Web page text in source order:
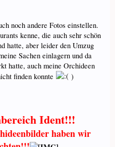
noch andere Fotos einstellen.
kenne, die auch sehr schön
hatte, aber leider den Umzug
Sachen einlagern und da
hatte, auch meine Orchideen
finden konnte
)
Ident!!!
haben wir